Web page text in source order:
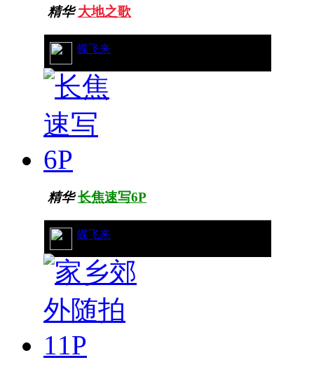
精华 大地之歌
蝶飞来
精华 长焦速写6P
蝶飞来